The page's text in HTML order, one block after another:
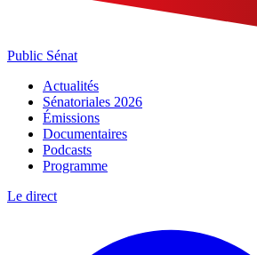
Public Sénat
Actualités
Sénatoriales 2026
Émissions
Documentaires
Podcasts
Programme
Le direct